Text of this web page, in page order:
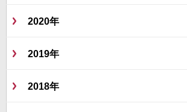
2020年
2019年
2018年